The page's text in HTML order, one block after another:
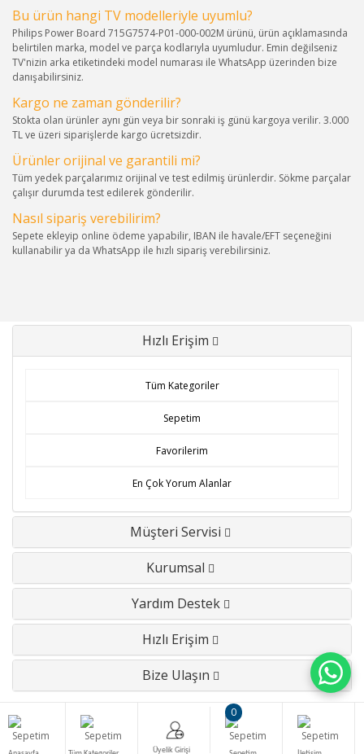
Bu ürün hangi TV modelleriyle uyumlu?
Philips Power Board 715G7574-P01-000-002M ürünü, ürün açıklamasında
belirtilen marka, model ve parça kodlarıyla uyumludur. Emin değilseniz
TV'nizin arka etiketindeki model numarası ile WhatsApp üzerinden bize
danışabilirsiniz.
Kargo ne zaman gönderilir?
Stokta olan ürünler aynı gün veya bir sonraki iş günü kargoya verilir. 3.000
TL ve üzeri siparişlerde kargo ücretsizdir.
Ürünler orijinal ve garantili mi?
Tüm yedek parçalarımız orijinal ve test edilmiş ürünlerdir. Sökme parçalar
çalışır durumda test edilerek gönderilir.
Nasıl sipariş verebilirim?
Sepete ekleyip online ödeme yapabilir, IBAN ile havale/EFT seçeneğini
kullanabilir ya da WhatsApp ile hızlı sipariş verebilirsiniz.
Üyelik Girişi
0
Hızlı Erişim
Tüm Kategoriler
Sepetim
Favorilerim
En Çok Yorum Alanlar
Müşteri Servisi
Kurumsal
Yardım Destek
Hızlı Erişim
Bize Ulaşın
Tv Onarım - Tv Parçaları - Televizyon Yedek parçaları © 2026 - Tüm Hakları